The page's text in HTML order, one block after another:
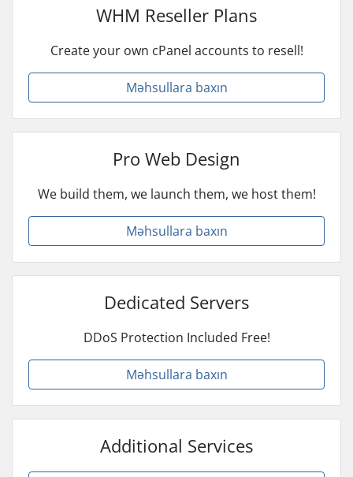
WHM Reseller Plans
Create your own cPanel accounts to resell!
Məhsullara baxın
Pro Web Design
We build them, we launch them, we host them!
Məhsullara baxın
Dedicated Servers
DDoS Protection Included Free!
Məhsullara baxın
Additional Services